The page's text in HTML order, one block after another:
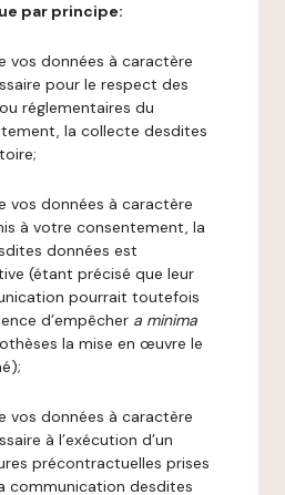
par principe:
vos données à caractère
pour le respect des
réglementaires du
la collecte desdites
vos données à caractère
à votre consentement, la
données est
(étant précisé que leur
pourrait toutefois
d’empêcher a minima
la mise en œuvre le
vos données à caractère
à l’exécution d’un
précontractuelles prises
communication desdites